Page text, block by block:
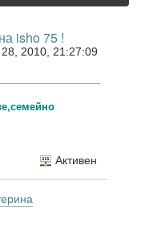
isho 75 !
2010, 21:27:09
Активен